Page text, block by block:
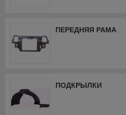
ПЕРЕДНЯЯ РАМА
ПОДКРЫЛКИ